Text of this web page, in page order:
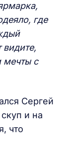
где
видите,
мечты с
Сергей
и на
что